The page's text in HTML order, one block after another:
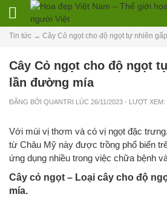
Tin tức → Cây Cỏ ngọt cho độ ngọt tự nhiên
Cây Cỏ ngọt cho độ ngọt
lần đường mía
ĐĂNG BỞI QUANTRI LÚC 26/11/2023 - LƯỢT XEM:
Với mùi vị thơm và có vị ngọt đặc
từ Châu Mỹ này được trồng phổ biến
ứng dụng nhiều trong việc chữa bệnh
Cây cỏ ngọt – Loại cây cho độ
mía.